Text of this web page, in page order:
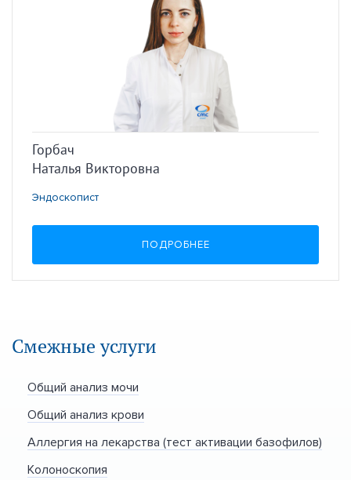
Горбач
Наталья Викторовна
Эндоскопист
ПОДРОБНЕЕ
Смежные услуги
Общий анализ мочи
Общий анализ крови
Аллергия на лекарства (тест активации базофилов)
Колоноскопия